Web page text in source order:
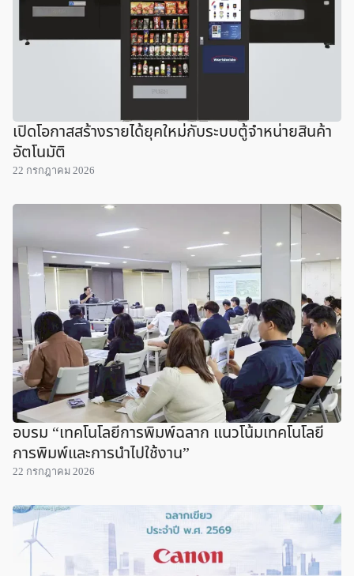
เปิดโอกาสสร้างรายได้ยุคใหม่กับระบบตู้จำหน่ายสินค้า
อัตโนมัติ
22 กรกฎาคม 2026
อบรม “เทคโนโลยีการพิมพ์ฉลาก แนวโน้มเทคโนโลยี
การพิมพ์และการนำไปใช้งาน”
22 กรกฎาคม 2026